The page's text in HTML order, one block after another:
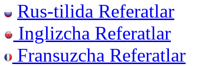
Rus-tilida Referatlar
Inglizcha Referatlar
Fransuzcha Referatlar